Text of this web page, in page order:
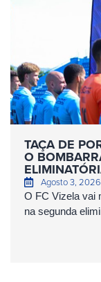
TAÇA DE
O
Agosto 3, 2026
O FC Vizela vai
na segunda